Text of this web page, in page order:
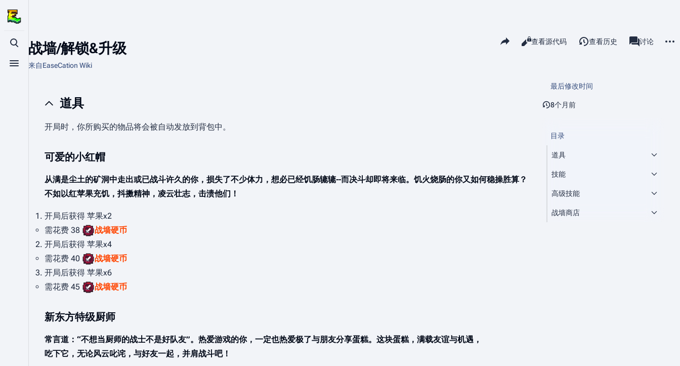
打开/关闭搜索
打开/关闭菜单
战墙/解锁&升级
来自EaseCation Wiki
分享此页面
查看阅读
查看源代码 查看历史 associated-
页面
讨论
道具
开局时，你所购买的物品将会被自动发放到背包中。
可爱的小红帽
从满是尘土的矿洞中走出或已战斗许久的你，损失了不少体力，想必已经饥肠辘辘--而决斗却即将来临。饥火烧肠的你又如何稳操胜算？
不如以红苹果充饥，抖擞精神，凌云壮志，击溃他们！
开局后获得 苹果x2
需花费 38
战墙硬币
开局后获得 苹果x4
需花费 40
战墙硬币
开局后获得 苹果x6
需花费 45
战墙硬币
新东方特级厨师
常言道：“不想当厨师的战士不是好队友”。热爱游戏的你，一定也热爱极了与朋友分享蛋糕。这块蛋糕，满载友谊与机遇，
吃下它，无论风云叱诧，与好友一起，并肩战斗吧！
最后修改时间
8个月前
目录
道具
技能
高级技能
战墙商店